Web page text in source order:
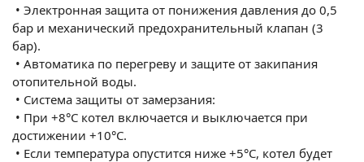
• Электронная защита от понижения давления до 0,5
бар и механический предохранительный клапан (3
бар).
• Автоматика по перегреву и защите от закипания
отопительной воды.
• Система защиты от замерзания:
• При +8°C котел включается и выключается при
достижении +10°C.
• Если температура опустится ниже +5°C, котел будет